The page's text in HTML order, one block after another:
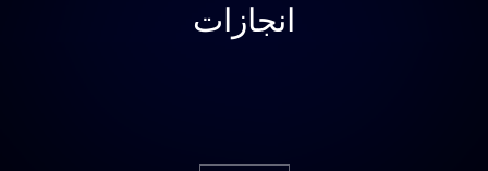
انجازات